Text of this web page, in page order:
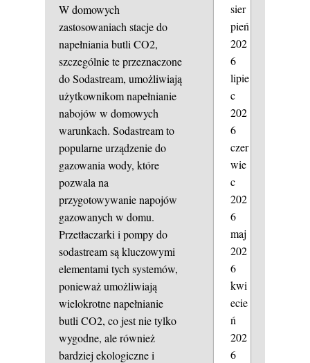
W domowych
zastosowaniach stacje do
napełniania butli CO2,
szczególnie te przeznaczone
do Sodastream, umożliwiają
użytkownikom napełnianie
nabojów w domowych
warunkach. Sodastream to
popularne urządzenie do
gazowania wody, które
pozwala na
przygotowywanie napojów
gazowanych w domu.
Przetłaczarki i pompy do
sodastream są kluczowymi
elementami tych systemów,
ponieważ umożliwiają
wielokrotne napełnianie
butli CO2, co jest nie tylko
wygodne, ale również
bardziej ekologiczne i
sier
pień
202
6
lipie
c
202
6
czer
wie
c
202
6
maj
202
6
kwi
ecie
ń
202
6